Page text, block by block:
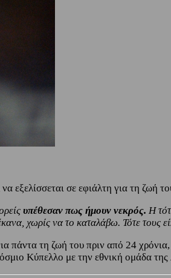
εξελίσσεται σε εφιάλτη για τη ζωή
υπέθεσαν πως ήμουν νεκρός. Η
χωρίς να το καταλάβω. Τότε τους
πάντα τη ζωή του πριν από 24 χρόνια,
Κύπελλο με την εθνική ομάδα της